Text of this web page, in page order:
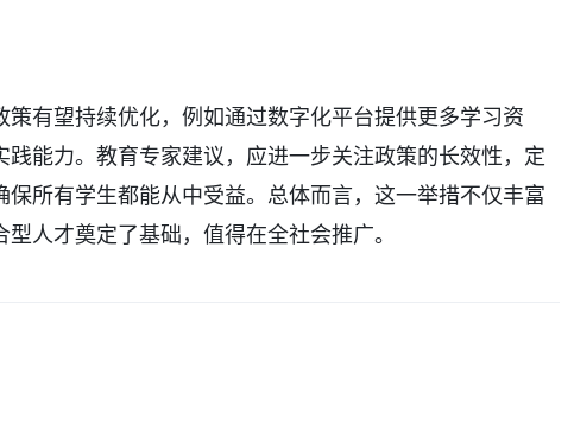
策有望持续优化，例如通过数字化平台提供更多学习资
践能力。教育专家建议，应进一步关注政策的长效性，定
保所有学生都能从中受益。总体而言，这一举措不仅丰富
人才奠定了基础，值得在全社会推广。